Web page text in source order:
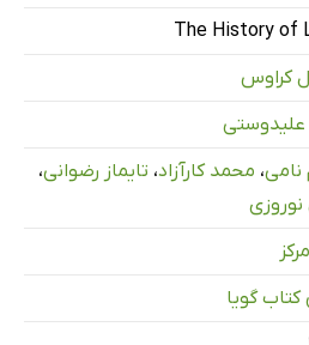
قسمت دوم
ـ قسمت سوم
39 دقیقه
The History of
کراوس
علیدوستی
نامی، محمد کارآزاد، تایماز رضوانی،
نوروزی
کتاب گویا